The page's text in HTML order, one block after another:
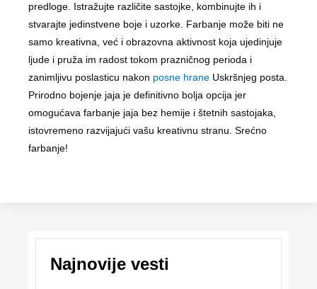
predloge. Istražujte različite sastojke, kombinujte ih i
stvarajte jedinstvene boje i uzorke. Farbanje može biti ne
samo kreativna, već i obrazovna aktivnost koja ujedinjuje
ljude i pruža im radost tokom prazničnog perioda i
zanimljivu poslasticu nakon posne hrane Uskršnjeg posta.
Prirodno bojenje jaja je definitivno bolja opcija jer
omogućava farbanje jaja bez hemije i štetnih sastojaka,
istovremeno razvijajući vašu kreativnu stranu. Srećno
farbanje!
Najnovije vesti